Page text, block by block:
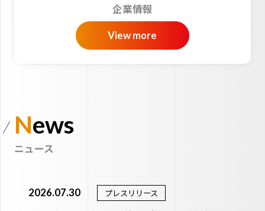
企業情報
View more
News
ニュース
2026.07.30 プレスリリース